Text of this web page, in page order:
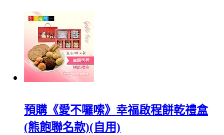
預購《愛不囉嗦》幸福啟程餅乾禮盒
(熊飽聯名款)(自用)